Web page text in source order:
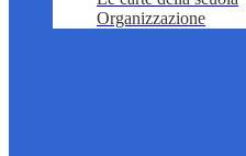
Organizzazione